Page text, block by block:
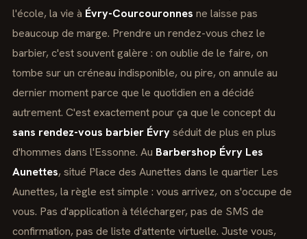
l'école, la vie à Évry-Courcouronnes ne laisse pas
beaucoup de marge. Prendre un rendez-vous chez le
barbier, c'est souvent galère : on oublie de le faire, on
tombe sur un créneau indisponible, ou pire, on annule au
dernier moment parce que le quotidien en a décidé
autrement. C'est exactement pour ça que le concept du
sans rendez-vous barbier Évryséduit de plus en plus
d'hommes dans l'Essonne. Au Barbershop Évry Les
Aunettes, situé Place des Aunettes dans le quartier Les
Aunettes, la règle est simple : vous arrivez, on s'occupe de
vous. Pas d'application à télécharger, pas de SMS de
confirmation, pas de liste d'attente virtuelle. Juste vous,